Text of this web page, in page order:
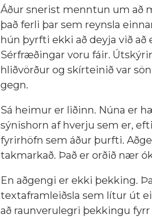
Áður snerist menntun um að
það ferli þar sem reynsla
hún þyrfti ekki að deyja við
Sérfræðingar voru fáir.
hliðvörður og skírteinið var
gegn.
Sá heimur er liðinn. Núna er
sýnishorn af hverju sem er,
fyrirhöfn sem áður þurfti.
takmarkað. Það er orðið nær
En aðgengi er ekki þekking.
textaframleiðsla sem lítur út
að raunverulegri þekkingu